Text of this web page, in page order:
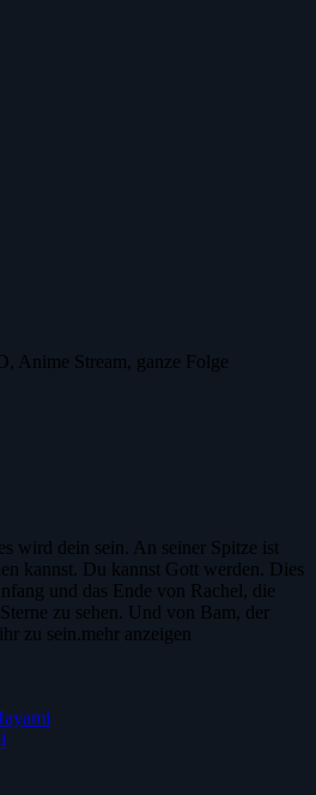
wird dein sein. An seiner Spitze ist
kannst. Du kannst Gott werden. Dies
und das Ende von Rachel, die
zu sehen. Und von Bam, der
zu sein.mehr anzeigen